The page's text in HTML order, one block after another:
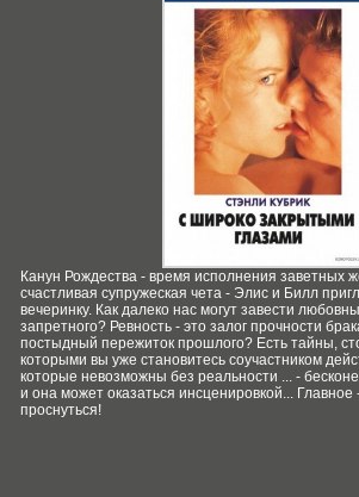
Канун Рождества - время исполнения заветных
счастливая супружеская чета - Элис и Билл
вечеринку. Как далеко нас могут завести
запретного? Ревность - это залог прочности
постыдный пережиток прошлого? Есть тайны,
которыми вы уже становитесь соучастником
которые невозможны без реальности ... -
и она может оказаться инсценировкой... Главное
проснуться!